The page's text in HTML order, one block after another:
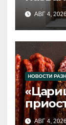
2026
АВГ 4,
НОВОСТИ
АВГ 4,